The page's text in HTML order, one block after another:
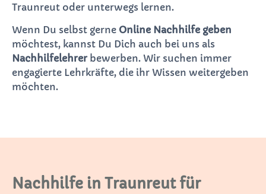
Traunreut oder unterwegs lernen.
Wenn Du selbst gerne Online Nachhilfe geben
möchtest, kannst Du Dich auch bei uns als
Nachhilfelehrerbewerben. Wir suchen immer
engagierte Lehrkräfte, die ihr Wissen weitergeben
möchten.
Nachhilfe in Traunreut für